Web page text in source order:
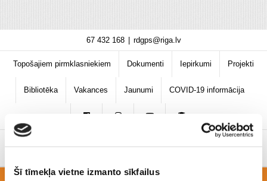
Šī tīmekļa vietne izmanto sīkfailus
content
67 432 168 rdgps@riga.lv
Topošajiem pirmklasniekiem Dokumenti Iepirkumi Projekti
Bibliotēka Vakances Jaunumi COVID-19 informācija